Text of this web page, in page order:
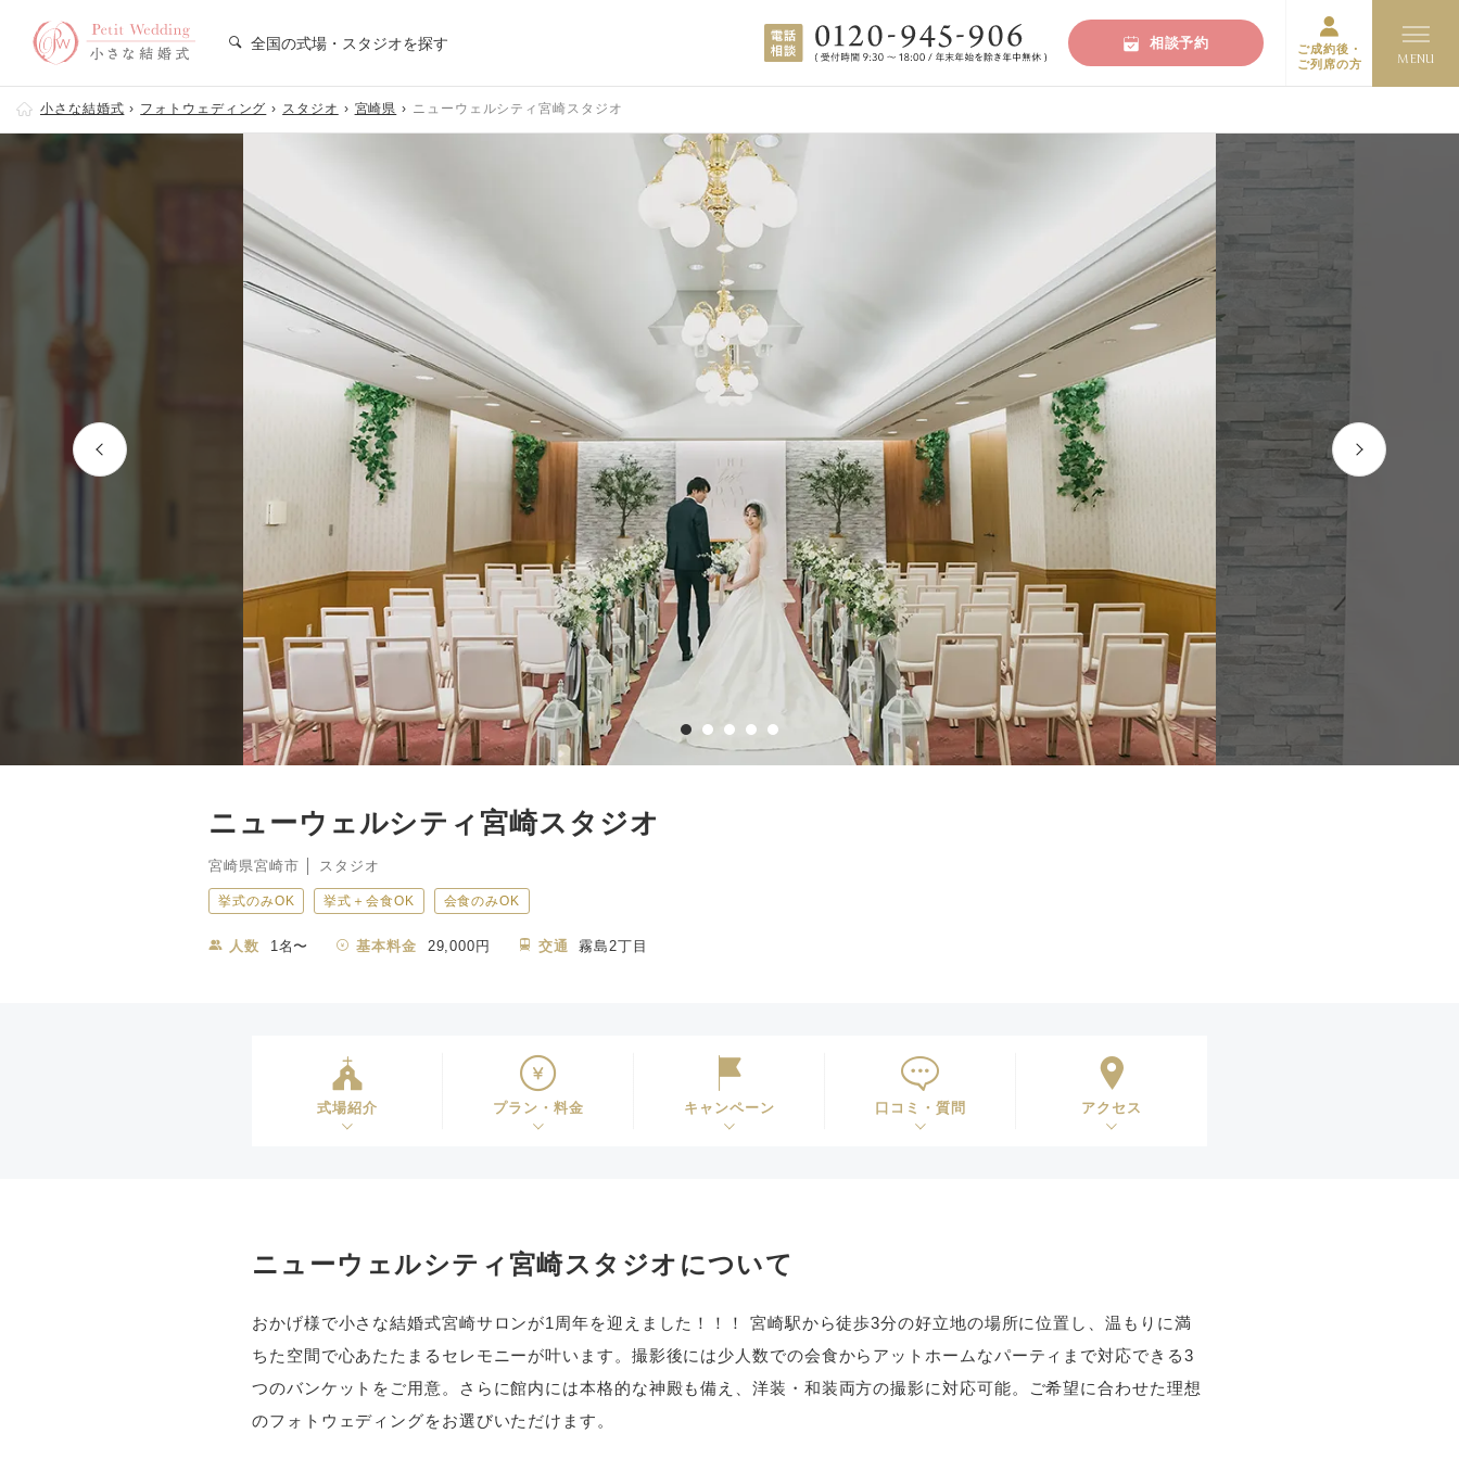
全国の式場・スタジオを探す 相談予約
ご成約後・
ご列席の方
小さな結婚式 フォトウェディング スタジオ 宮崎県 ニューウェルシティ宮崎スタジオ
ニューウェルシティ宮崎スタジオ
宮崎県宮崎市 │ スタジオ
挙式のみOK 挙式＋会食OK 会食のみOK
人数 1名〜 基本料金 29,000円 交通 霧島2丁目
式場紹介 プラン・料金 キャンペーン 口コミ・質問 アクセス
ニューウェルシティ宮崎スタジオについて
おかげ様で小さな結婚式宮崎サロンが1周年を迎えました！！！ 宮崎駅から徒歩3分の好立地の場所に位置し、温もりに満
ちた空間で心あたたまるセレモニーが叶います。撮影後には少人数での会食からアットホームなパーティまで対応できる3
つのバンケットをご用意。さらに館内には本格的な神殿も備え、洋装・和装両方の撮影に対応可能。ご希望に合わせた理想
のフォトウェディングをお選びいただけます。